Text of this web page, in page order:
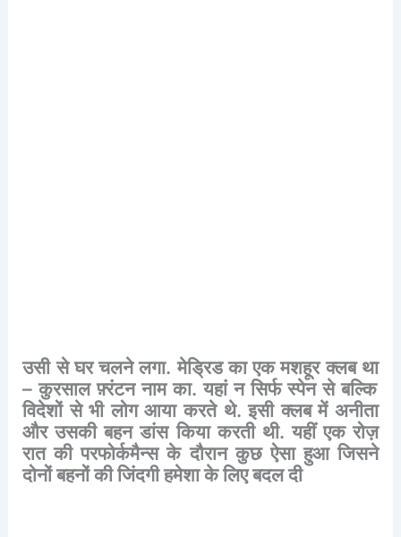
उसी से घर चलने लगा.मेड्रिड का एक मशहूर क्लब था
–कुरसाल फ़्रंटन नाम का.यहां न सिर्फ स्पेन से बल्कि
विदेशों से भी लोग आया करते थे.इसी क्लब में अनीता
और उसकी बहन डांस किया करती थी.यहीं एक रोज़
रात की परफोर्कमैन्स के दौरान कुछ ऐसा हुआ जिसने
दोनोंबहनोंकीजिंदगीहमेशाकेलिएबदलदी